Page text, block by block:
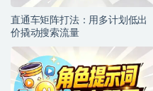
直通车矩阵打法：用多计划低出
价撬动搜索流量